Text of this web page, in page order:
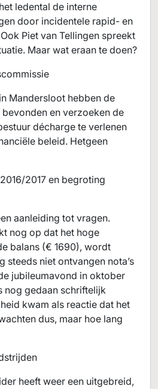
ledental de interne
door incidentele rapid- en
Piet van Tellingen spreekt
Maar wat eraan te doen?
Mandersloot hebben de
en verzoeken de
décharge te verlenen
beleid. Hetgeen
2017 en begroting
aanleiding tot vragen.
nog op dat het hoge
balans (€ 1690), wordt
niet ontvangen nota’s
jubileumavond in oktober
nog gedaan schriftelijk
kwam als reactie dat het
dus, maar hoe lang
heeft weer een uitgebreid,